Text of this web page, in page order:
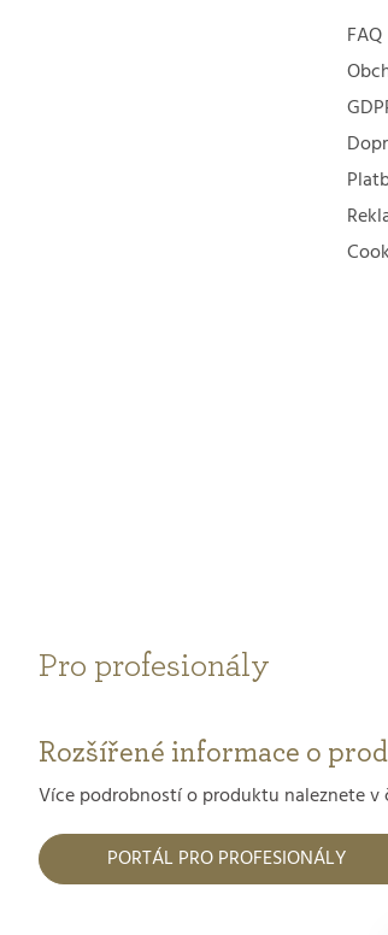
FAQ
Pro profesionály
Rozšířené informace o
Více podrobností o produktu naleznete
PORTÁL PRO PROFESIONÁLY